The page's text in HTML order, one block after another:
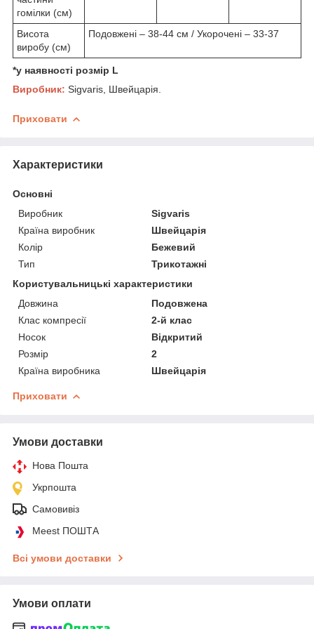
гомілки (см)
Висота
виробу (см)
Подовжені – 38-44 см / Укорочені – 33-37
*у наявності розмір L
Виробник: Sigvaris, Швейцарія.
Приховати
Характеристики
Основні
Виробник
Sigvaris
Країна виробник
Швейцарія
Колір
Бежевий
Тип
Трикотажні
Користувальницькі характеристики
Довжина
Подовжена
Клас компресії
2-й клас
Носок
Відкритий
Розмір
2
Країна виробника
Швейцарія
Приховати
Умови доставки
Нова Пошта
Укрпошта
Самовивіз
Meest ПОШТА
Всі умови доставки
Умови оплати